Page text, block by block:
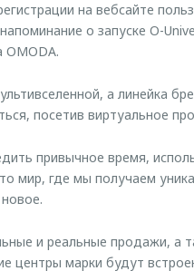
на вебсайте
о запуске O-
а линейка
посетив виртуальное
привычное время,
мир, где мы получаем
и реальные продажи, а
центры марки будут